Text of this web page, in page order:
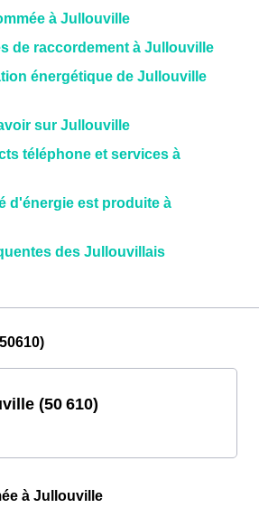
à Jullouville
de raccordement à Jullouville
énergétique de Jullouville
sur Jullouville
téléphone et services à
d'énergie est produite à
des Jullouvillais
(50 610)
à Jullouville